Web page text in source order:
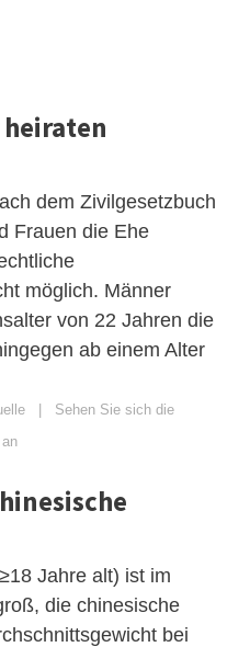
dem Zivilgesetzbuch
Frauen die Ehe
möglich. Männer
von 22 Jahren die
ab einem Alter
| Sehen Sie sich die
Jahre alt) ist im
die chinesische
bei